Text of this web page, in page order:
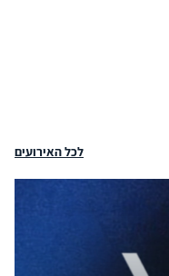
לכל האירועים